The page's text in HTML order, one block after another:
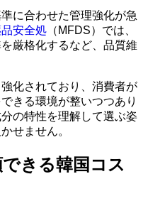
に合わせた管理強化が急
安全処 （MFDS）では、
厳格化するなど、品質維
化されており、消費者が
きる環境が整いつつあり
の特性を理解して選ぶ姿
せません。
きる韓国コス